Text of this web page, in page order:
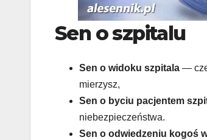
Sen o szpitalu
Sen o widoku szpitala —
mierzysz,
Sen o byciu pacjentem
niebezpieczeństwa.
Sen o odwiedzeniu kogoś